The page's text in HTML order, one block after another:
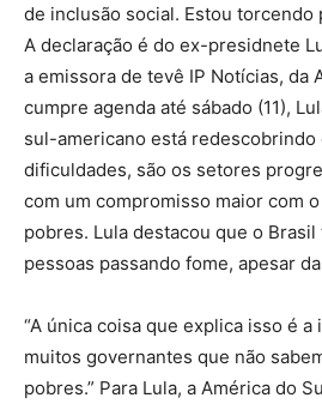
de inclusão social. Estou torcendo
A declaração é do ex-presidnete
a emissora de tevê IP Notícias, da
cumpre agenda até sábado (11),
sul-americano está redescobrindo
dificuldades, são os setores
com um compromisso maior com
pobres. Lula destacou que o
pessoas passando fome, apesar
“A única coisa que explica isso é
muitos governantes que não
pobres.” Para Lula, a América do